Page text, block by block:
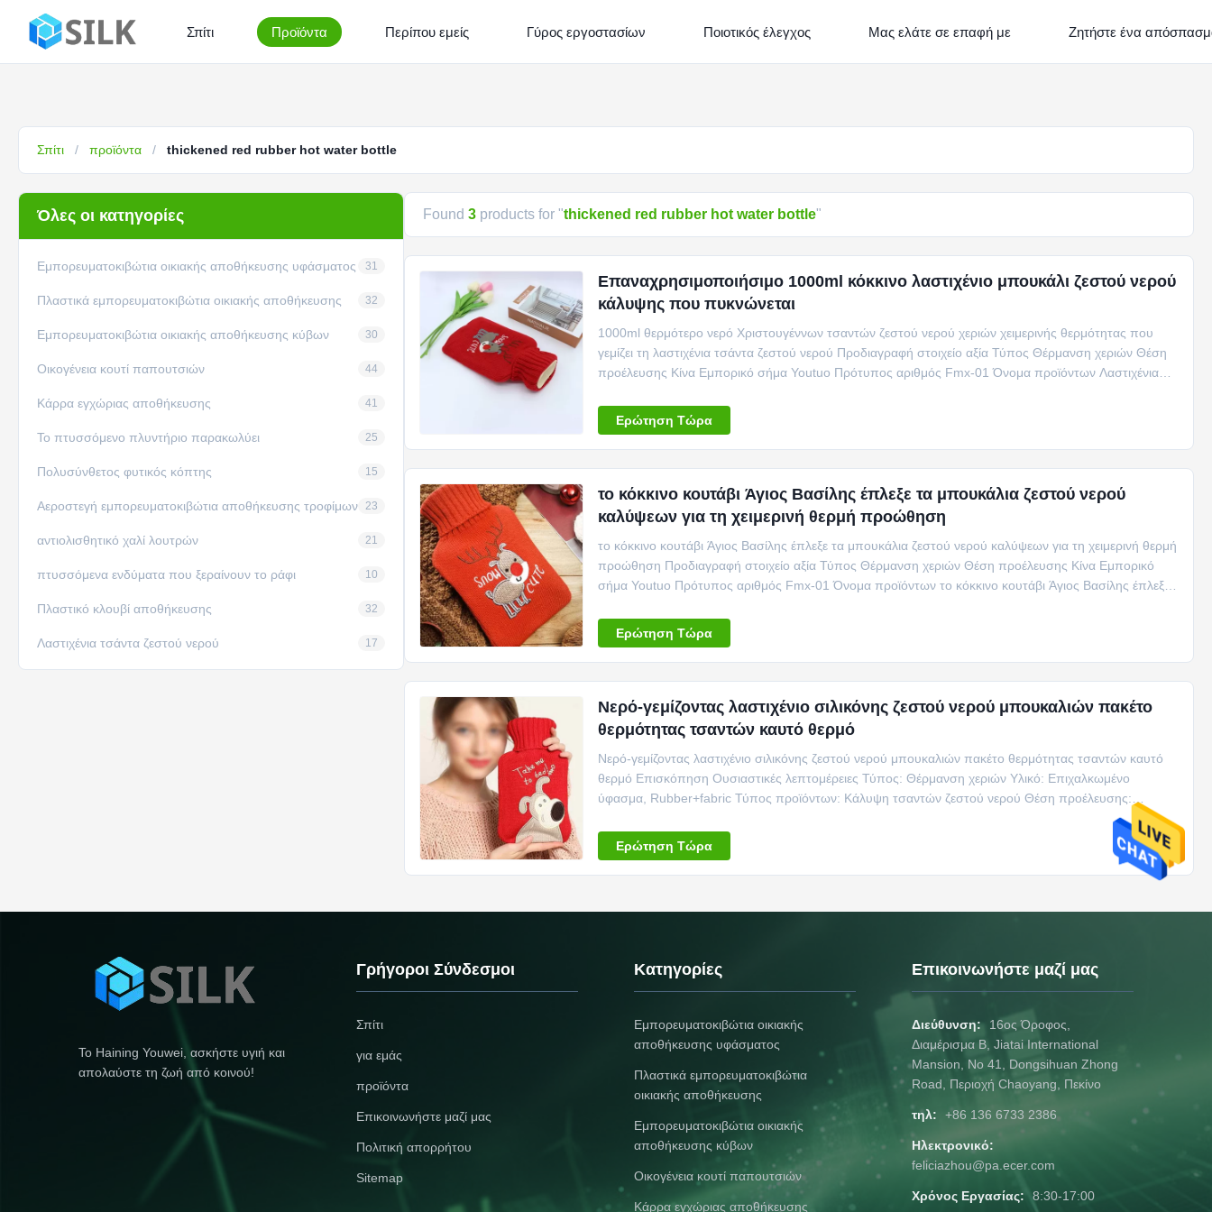
Σπίτι Προϊόντα Περίπου εμείς Γύρος εργοστασίων Ποιοτικός έλεγχος Μας ελάτε σε επαφή με Ζητήστε ένα
Σπίτι / προϊόντα / thickened red rubber hot water bottle
Όλες οι κατηγορίες
Εμπορευματοκιβώτια οικιακής αποθήκευσης υφάσματος 31
Πλαστικά εμπορευματοκιβώτια οικιακής αποθήκευσης 32
Εμπορευματοκιβώτια οικιακής αποθήκευσης κύβων 30
Οικογένεια κουτί παπουτσιών 44
Κάρρα εγχώριας αποθήκευσης 41
Το πτυσσόμενο πλυντήριο παρακωλύει 25
Πολυσύνθετος φυτικός κόπτης 15
Αεροστεγή εμπορευματοκιβώτια αποθήκευσης τροφίμων 23
αντιολισθητικό χαλί λουτρών 21
πτυσσόμενα ενδύματα που ξεραίνουν το ράφι 10
Πλαστικό κλουβί αποθήκευσης 32
Λαστιχένια τσάντα ζεστού νερού 17
Found 3 products for "thickened red rubber hot water bottle"
Επαναχρησιμοποιήσιμο 1000ml κόκκινο λαστιχένιο μπουκάλι ζεστού νερού
κάλυψης που πυκνώνεται
1000ml θερμότερο νερό Χριστουγέννων τσαντών ζεστού νερού χεριών χειμερινής θερμότητας που
γεμίζει τη λαστιχένια τσάντα ζεστού νερού Προδιαγραφή στοιχείο αξία Τύπος Θέρμανση χεριών Θέση
προέλευσης Κίνα Εμπορικό σήμα Youtuo Πρότυπος αριθμός Fmx-01 Όνομα προϊόντων Λαστιχένια
Ερώτηση Τώρα
το κόκκινο κουτάβι Άγιος Βασίλης έπλεξε τα μπουκάλια ζεστού νερού
καλύψεων για τη χειμερινή θερμή προώθηση
το κόκκινο κουτάβι Άγιος Βασίλης έπλεξε τα μπουκάλια ζεστού νερού καλύψεων για τη χειμερινή θερμή
προώθηση Προδιαγραφή στοιχείο αξία Τύπος Θέρμανση χεριών Θέση προέλευσης Κίνα Εμπορικό
σήμα Youtuo Πρότυπος αριθμός Fmx-01 Όνομα προϊόντων το κόκκινο κουτάβι Άγιος Βασίλης έπλεξε
Ερώτηση Τώρα
Νερό-γεμίζοντας λαστιχένιο σιλικόνης ζεστού νερού μπουκαλιών πακέτο
θερμότητας τσαντών καυτό θερμό
Νερό-γεμίζοντας λαστιχένιο σιλικόνης ζεστού νερού μπουκαλιών πακέτο θερμότητας τσαντών καυτό
θερμό Επισκόπηση Ουσιαστικές λεπτομέρειες Τύπος: Θέρμανση χεριών Υλικό: Επιχαλκωμένο
ύφασμα, Rubber+fabric Τύπος προϊόντων: Κάλυψη τσαντών ζεστού νερού Θέση προέλευσης:
Ερώτηση Τώρα
Το Haining Youwei, ασκήστε υγιή και
απολαύστε τη ζωή από κοινού!
Γρήγοροι Σύνδεσμοι
Σπίτι
για εμάς
προϊόντα
Επικοινωνήστε μαζί μας
Πολιτική απορρήτου
Sitemap
Κατηγορίες
Εμπορευματοκιβώτια οικιακής
αποθήκευσης υφάσματος
Πλαστικά εμπορευματοκιβώτια
οικιακής αποθήκευσης
Εμπορευματοκιβώτια οικιακής
αποθήκευσης κύβων
Οικογένεια κουτί παπουτσιών
Κάρρα εγχώριας αποθήκευσης
Επικοινωνήστε μαζί μας
Διεύθυνση:
16ος Όροφος,
Διαμέρισμα Β, Jiatai International
Mansion, No 41, Dongsihuan Zhong
Road, Περιοχή Chaoyang, Πεκίνο
τηλ: +86 136 6733 2386
Ηλεκτρονικό:
feliciazhou@pa.ecer.com
Χρόνος Εργασίας: 8:30-17:00